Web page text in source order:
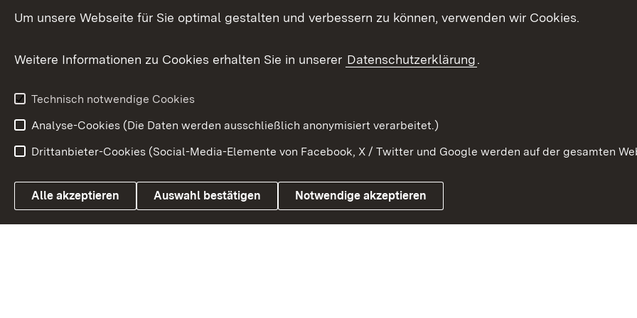
Versorgungsbezüge
Weitere
Bürgerbeauftragte Beteiligung stärken
Link zum Landesportal
Impressum Kontakt
Um unsere Webseite für Sie optimal gestalten und verbessern zu können, verwenden wir Cookies.
Weitere Informationen zu Cookies erhalten Sie in unserer Datenschutzerklärung.
Technisch notwendige Cookies
Analyse-Cookies (Die Daten werden ausschließlich anonymisiert verarbeitet.)
Drittanbieter-Cookies (Social-Media-Elemente von Facebook, X / Twitter und Google werden auf der gesamten
Alle akzeptieren Auswahl bestätigen Notwendige akzeptieren